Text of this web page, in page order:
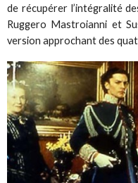
de récupérer l’intégralité
Ruggero Mastroianni et
version approchant des